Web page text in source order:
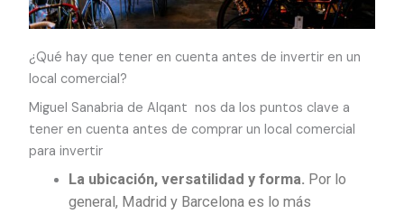
¿Qué hay que tener en cuenta antes de invertir en un
local comercial?
Miguel Sanabria de Alqant nos da los puntos clave a
tener en cuenta antes de comprar un local comercial
para invertir
La ubicación, versatilidad y forma. Por lo
general, Madrid y Barcelona es lo más